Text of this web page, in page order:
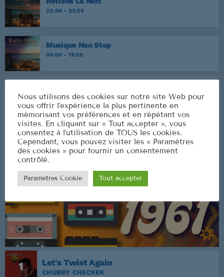
22:00 - 23:59
Musique Non Stop
00:00 - 19:59
CLASSEMENT
1 Let's Twist Again
CHUBBY CHECKER
Nous utilisons des cookies sur notre site Web pour
vous offrir l'expérience la plus pertinente en
mémorisant vos préférences et en répétant vos
visites. En cliquant sur « Tout accepter », vous
consentez à l'utilisation de TOUS les cookies.
Cependant, vous pouvez visiter les « Paramètres
des cookies » pour fournir un consentement
contrôlé.
Paramètres Cookie Tout accepter